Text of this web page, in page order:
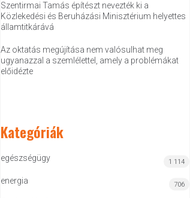
Szentirmai Tamás építészt nevezték ki a
Közlekedési és Beruházási Minisztérium helyettes
államtitkárává
Az oktatás megújítása nem valósulhat meg
ugyanazzal a szemlélettel, amely a problémákat
előidézte
Kategóriák
egészségügy 1 114
energia 706